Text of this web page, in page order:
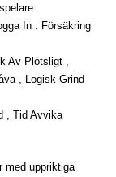
In . Försäkring
Av Plötsligt ,
, Logisk Grind
, Tid Avvika
med uppriktiga